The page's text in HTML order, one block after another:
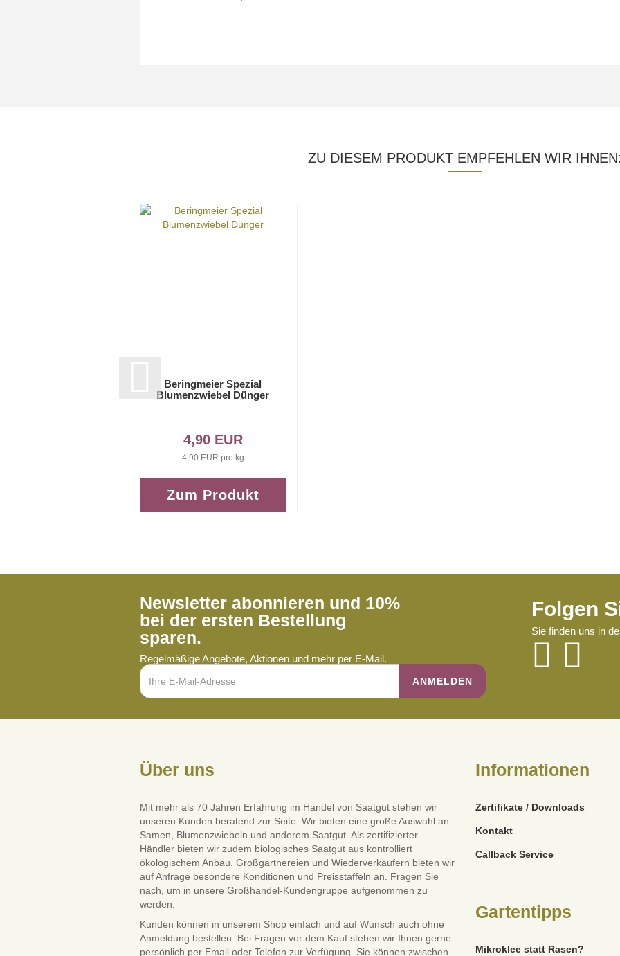
ZU DIESEM PRODUKT EMPFEHLEN WIR
Beringmeier Spezial
Blumenzwiebel Dünger
4,90 EUR
4,90 EUR pro kg
Zum Produkt
Newsletter abonnieren und 10%
bei der ersten Bestellung
sparen.
Regelmäßige Angebote, Aktionen und mehr per E-Mail.
Folgen
Sie finden uns in
Über uns
Mit mehr als 70 Jahren Erfahrung im Handel von Saatgut stehen wir
unseren Kunden beratend zur Seite. Wir bieten eine große Auswahl an
Samen, Blumenzwiebeln und anderem Saatgut. Als zertifizierter
Händler bieten wir zudem biologisches Saatgut aus kontrolliert
ökologischem Anbau. Großgärtnereien und Wiederverkäufern bieten wir
auf Anfrage besondere Konditionen und Preisstaffeln an. Fragen Sie
nach, um in unsere Großhandel-Kundengruppe aufgenommen zu
werden.
Kunden können in unserem Shop einfach und auf Wunsch auch ohne
Anmeldung bestellen. Bei Fragen vor dem Kauf stehen wir Ihnen gerne
persönlich per Email oder Telefon zur Verfügung. Sie können zwischen
Informationen
Zertifikate / Downloads
Kontakt
Callback Service
Gartentipps
Mikroklee statt Rasen?